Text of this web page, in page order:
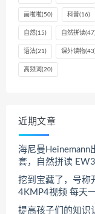
画啦啦(50) 科普(16)
自然(15) 自然拼读
语法(21) 课外读物
高频词 (20)
近期文章
海尼曼Heinemann
套，自然拼读
挖到宝藏了，号称
4KMP4视频 每天
提高孩子们的知识